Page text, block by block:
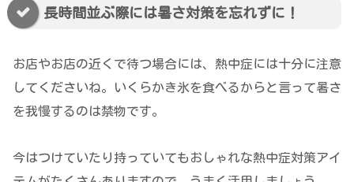
長時間並ぶ際には暑さ対策を忘れずに！
お店やお店の近くで待つ場合には、熱中症には十分に注意
してくださいね。いくらかき氷を食べるからと言って暑さ
を我慢するのは禁物です。
今はつけていたり持っていてもおしゃれな熱中症対策アイ